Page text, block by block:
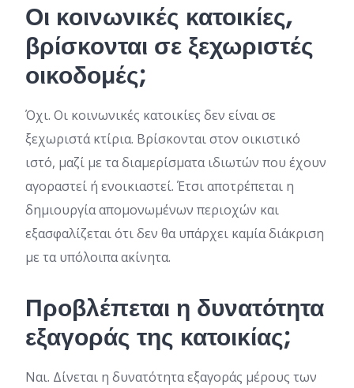
Οι κοινωνικές κατοικίες,
βρίσκονται σε ξεχωριστές
οικοδομές;
Όχι. Οι κοινωνικές κατοικίες δεν είναι σε
ξεχωριστά κτίρια. Βρίσκονται στον οικιστικό
ιστό, μαζί με τα διαμερίσματα ιδιωτών που έχουν
αγοραστεί ή ενοικιαστεί. Έτσι αποτρέπεται η
δημιουργία απομονωμένων περιοχών και
εξασφαλίζεται ότι δεν θα υπάρχει καμία διάκριση
με τα υπόλοιπα ακίνητα.
Προβλέπεται η δυνατότητα
εξαγοράς της κατοικίας;
Ναι. Δίνεται η δυνατότητα εξαγοράς μέρους των